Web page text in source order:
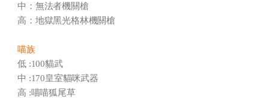
中：無法者機關槍
高：地獄黑光格林機關槍
喵族
低 :100貓武
中 :170皇室貓咪武器
高 :喵喵狐尾草